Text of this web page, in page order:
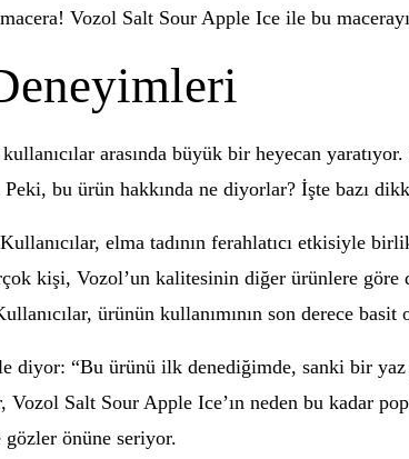
Vozol Salt Sour Apple Ice ile bu macerayı
arasında büyük bir heyecan
Peki, bu ürün hakkında ne diyorlar? İşte bazı
Kullanıcılar, elma tadının ferahlatıcı etkisiyle
kişi, Vozol’un kalitesinin diğer ürünlere göre
ürünün kullanımının son derece
diyor: “Bu ürünü ilk denediğimde, sanki bir
Salt Sour Apple Ice’ın neden bu kadar
gözler önüne seriyor.